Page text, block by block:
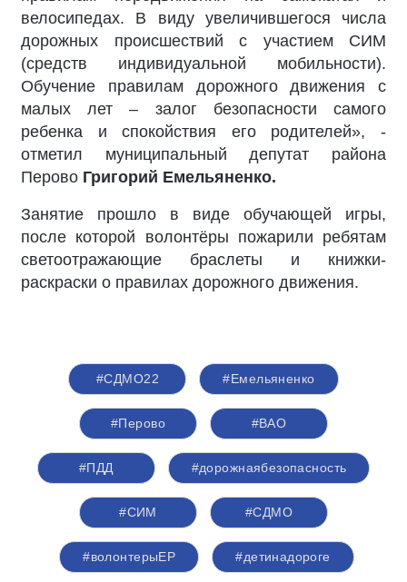
велосипедах. В виду увеличившегося числа
дорожных происшествий с участием СИМ
(средств индивидуальной мобильности).
Обучение правилам дорожного движения с
малых лет – залог безопасности самого
ребенка и спокойствия его родителей», -
отметил муниципальный депутат района
Перово Григорий Емельяненко.
Занятие прошло в виде обучающей игры,
после которой волонтёры пожарили ребятам
светоотражающие браслеты и книжки-
раскраски о правилах дорожного движения.
#СДМО22 #Емельяненко
#Перово #ВАО
#ПДД #дорожнаябезопасность
#СИМ #СДМО
#волонтерыЕР #детинадороге